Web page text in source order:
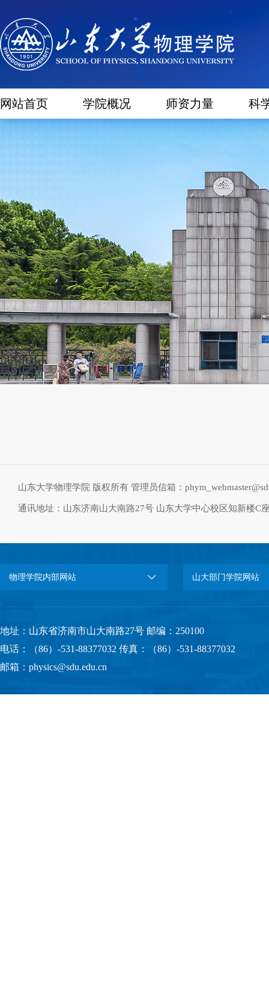
网站首页 学院概况 师资力量 科
山东大学物理学院 版权所有 管理员信箱：
通讯地址：山东济南山大南路27号 山东大学中心校区知新楼C
物理学院内部网站 山大部门学院网站
地址：山东省济南市山大南路27号 邮编：250100
电话：（86）-531-88377032 传真：（86）-531-88377032
邮箱：physics@sdu.edu.cn